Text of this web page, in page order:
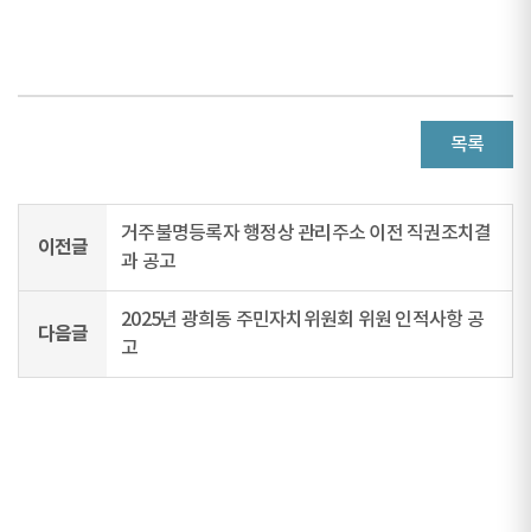
목록
이전글
거주불명등록자 행정상 관리주소 이전 직권조치결
과 공고
다음글
2025년 광희동 주민자치위원회 위원 인적사항 공
고